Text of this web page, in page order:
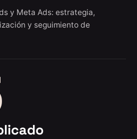
y Meta Ads: estrategia,
y seguimiento de